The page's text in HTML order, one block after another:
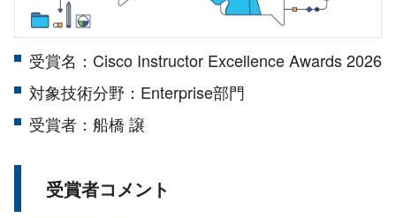
受賞名：Cisco Instructor Excellence Awards 2026
対象技術分野：Enterprise部門
受賞者：船橋 譲
受賞者コメント